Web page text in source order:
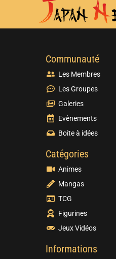
Communauté
Les Membres
Les Groupes
Galeries
Evènements
Boite à idées
Catégories
Animes
Mangas
TCG
Figurines
Jeux Vidéos
Informations